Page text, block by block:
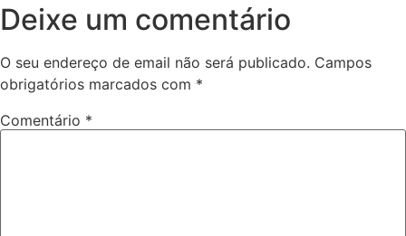
Deixe um comentário
O seu endereço de email não será publicado. Campos
obrigatórios marcados com *
Comentário *